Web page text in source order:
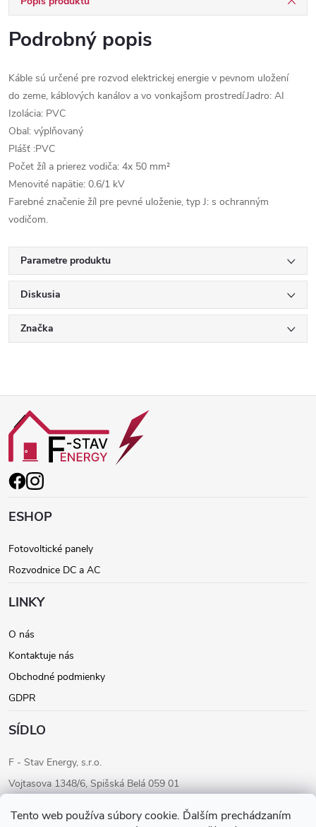
Tento web používa súbory cookie. Ďalším prechádzaním
Podrobný popis
Káble sú určené pre rozvod elektrickej energie v pevnom uložení
do zeme, káblových kanálov a vo vonkajšom prostredí.Jadro: AI
Izolácia: PVC
Obal: výplňovaný
Plášť :PVC
Počet žíl a prierez vodiča: 4x 50 mm²
Menovité napätie: 0.6/1 kV
Farebné značenie žíl pre pevné uloženie, typ J: s ochranným
vodičom.
Parametre produktu
Diskusia
Značka
á
p
ä
e
ESHOP
Fotovoltické panely
Rozvodnice DC a AC
LINKY
O nás
Kontaktuje nás
Obchodné podmienky
GDPR
SÍDLO
F - Stav Energy, s.r.o.
Vojtasova 1348/6, Spišská Belá 059 01